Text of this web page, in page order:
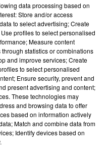
25-18-10-
data processing based on
Store and/or access
to select advertising; Create
profiles to select personalised
Measure content
statistics or combinations
and improve services; Create
to select personalised
Ensure security, prevent and
present advertising and content;
These technologies may
and browsing data to offer
based on information actively
Match and combine data from
Identify devices based on